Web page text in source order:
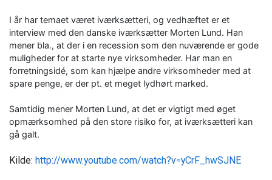
I år har temaet været iværksætteri, og vedhæftet er et
interview med den danske iværksætter Morten Lund. Han
mener bla., at der i en recession som den nuværende er gode
muligheder for at starte nye virksomheder. Har man en
forretningsidé, som kan hjælpe andre virksomheder med at
spare penge, er der pt. et meget lydhørt marked.
Samtidig mener Morten Lund, at det er vigtigt med øget
opmærksomhed på den store risiko for, at iværksætteri kan
gå galt.
Kilde: http://www.youtube.com/watch?v=yCrF_hwSJNE